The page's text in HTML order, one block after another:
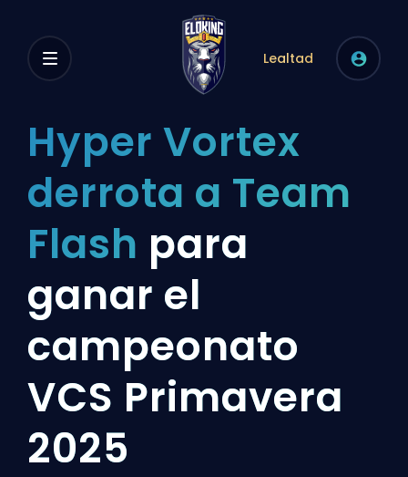
Lealtad
Hyper Vortex
derrota a Team
Flash para
ganar el
campeonato
VCS Primavera
2025